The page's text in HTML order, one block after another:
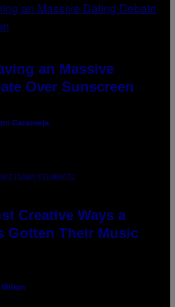
an Massive
Over Sunscreen
Caramela
FILMMAGIC
Creative Ways a
Gotten Their Music